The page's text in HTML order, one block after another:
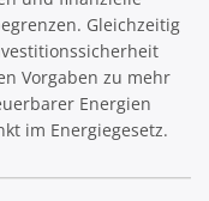
Gleichzeitig
Vorgaben zu mehr
Energien
im Energiegesetz.